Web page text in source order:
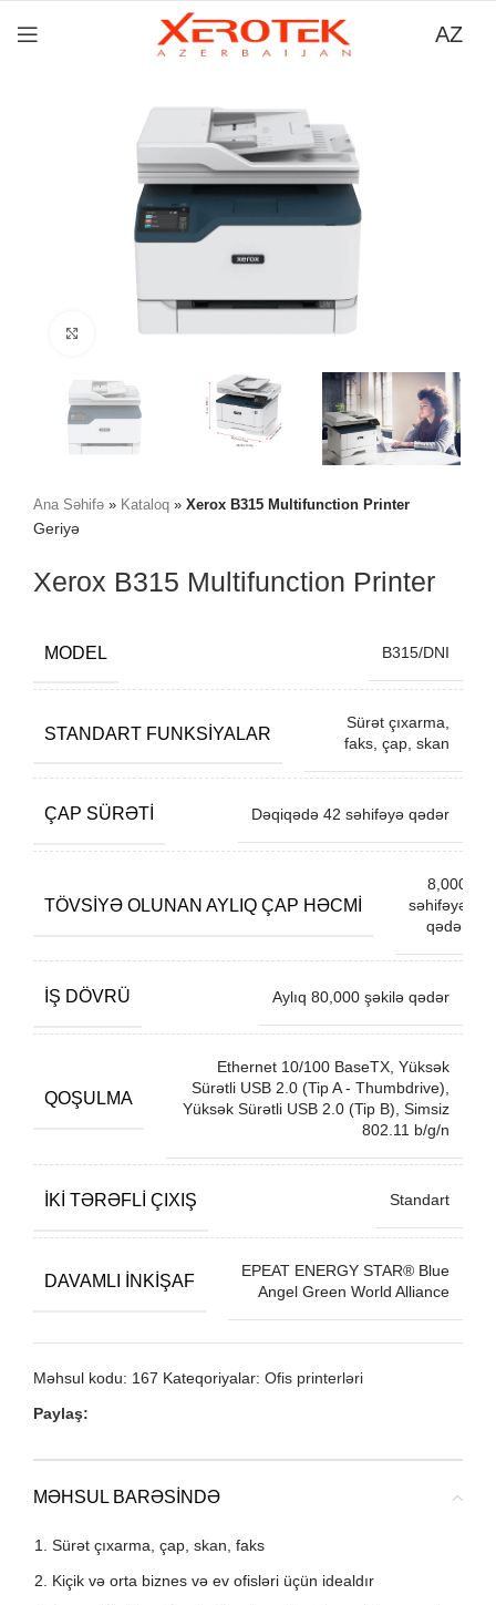
AZ
Böyütmək üçün tıklayın
Ana Səhifə » Kataloq » Xerox B315 Multifunction Printer
Geriyə
Xerox B315 Multifunction Printer
MODEL B315/DNI
STANDART FUNKSIYALAR
Sürət çıxarma,
faks, çap, skan
ÇAP SÜRƏTI Dəqiqədə 42 səhifəyə qədər
TÖVSIYƏ OLUNAN AYLIQ ÇAP HƏCMI
8,000
səhifəyə
qədər
İŞ DÖVRÜ Aylıq 80,000 şəkilə qədər
QOŞULMA
Ethernet 10/100 BaseTX, Yüksək
Sürətli USB 2.0 (Tip A - Thumbdrive),
Yüksək Sürətli USB 2.0 (Tip B), Simsiz
802.11 b/g/n
İKI TƏRƏFLI ÇIXIŞ Standart
DAVAMLI INKIŞAF
EPEAT ENERGY STAR® Blue
Angel Green World Alliance
Məhsul kodu: 167 Kateqoriyalar: Ofis printerləri
Paylaş:
MƏHSUL BARƏSINDƏ
Sürət çıxarma, çap, skan, faks
Kiçik və orta biznes və ev ofisləri üçün idealdır